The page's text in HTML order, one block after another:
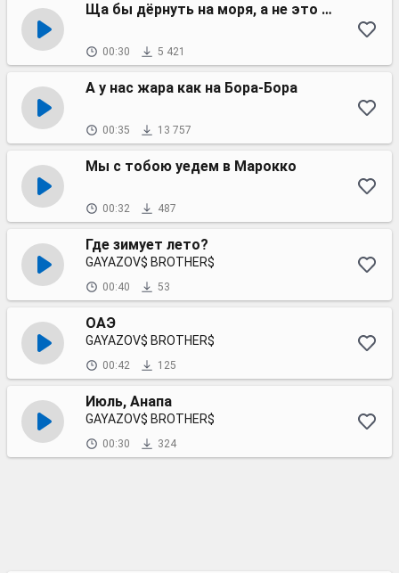
Ща бы дёрнуть на моря, а не это всё
00:30 5 421
А у нас жара как на Бора-Бора
00:35 13 757
Мы с тобою уедем в Марокко
00:32 487
Где зимует лето?
GAYAZOV$ BROTHER$
00:40 53
ОАЭ
GAYAZOV$ BROTHER$
00:42 125
Июль, Анапа
GAYAZOV$ BROTHER$
00:30 324